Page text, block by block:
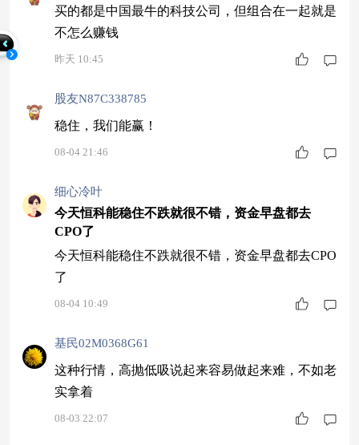
买的都是中国最牛的科技公司，但组合在一起就是
不怎么赚钱
昨天 10:45
股友N87C338785
稳住，我们能赢！
08-04 21:46
细心冷叶
今天恒科能稳住不跌就很不错，资金早盘都去
CPO了
今天恒科能稳住不跌就很不错，资金早盘都去CPO
了
08-04 10:49
基民02M0368G61
这种行情，高抛低吸说起来容易做起来难，不如老
实拿着
08-03 22:07